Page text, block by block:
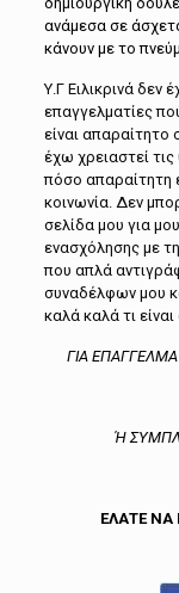
ανάμεσα σε
κάνουν με το
Υ.Γ Ειλικρινά
επαγγελματίες
είναι απαραίτητο
έχω χρειαστεί
πόσο απαραίτητη
κοινωνία. Δεν
σελίδα μου για
ενασχόλησης με
που απλά
συναδέλφων μου
καλά καλά τι
ΓΙΑ
Ή
ΕΛΑΤΕ ΝΑ